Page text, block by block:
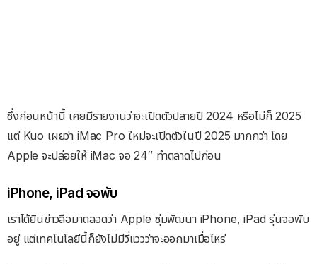
ซึ่งก่อนหน้านี้ เคยมีรายงานว่าจะเปิดตัวปลายปี 2024 หรือไม่ก็ 2025
แต่ Kuo เผยว่า iMac Pro ใหม่จะเปิดตัวในปี 2025 มากกว่า โดย
Apple จะปล่อยให้ iMac จอ 24″ ทำตลาดไปก่อน
iPhone, iPad จอพับ
เราได้ยินข่าวลือมาตลอดว่า Apple ซุ่มพัฒนา iPhone, iPad รุ่นจอพับ
อยู่ แต่เทคโนโลยีนี้ก็ยังไม่มีวี่แววว่าจะออกมาเมื่อไหร่